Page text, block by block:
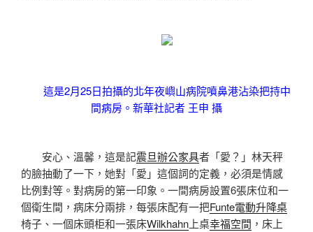
這是2月25日拍攝的北年夜嶼山病院噴鼻港沾染把持中
間病房。新華社記者 王申 攝
安心、溫馨，這是記震旦辦公家具者「愛？」林天秤
的臉抽動了一下，她對「愛」這個詞的定義，必須是情感
比例對等。對病房的第一印象。一間病房設置6張床位和一
個衛生間，病床分兩排，每張床配有一把Funte電動升降桌
椅子、一個床頭柜和一張床Wilkhahn 上桌幸福空間 ，床上